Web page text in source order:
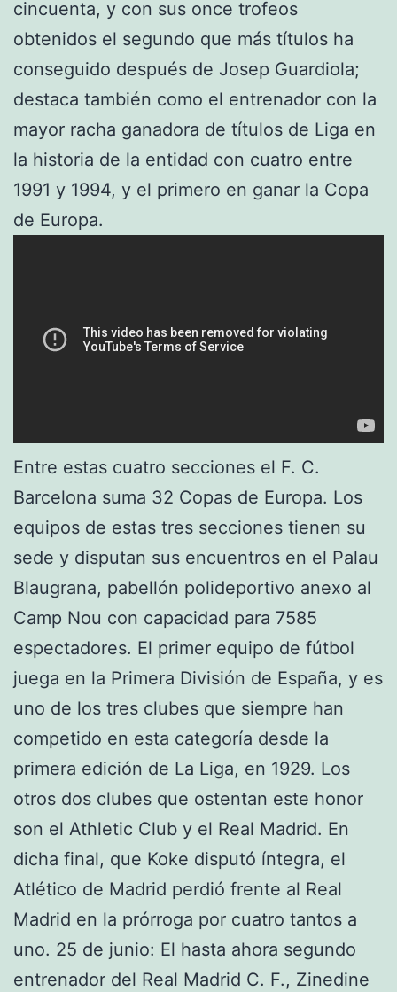
cincuenta, y con sus once trofeos
obtenidos el segundo que más títulos ha
conseguido después de Josep Guardiola;
destaca también como el entrenador con la
mayor racha ganadora de títulos de Liga en
la historia de la entidad con cuatro entre
1991 y 1994, y el primero en ganar la Copa
de Europa.
Entre estas cuatro secciones el F. C.
Barcelona suma 32 Copas de Europa. Los
equipos de estas tres secciones tienen su
sede y disputan sus encuentros en el Palau
Blaugrana, pabellón polideportivo anexo al
Camp Nou con capacidad para 7585
espectadores. El primer equipo de fútbol
juega en la Primera División de España, y es
uno de los tres clubes que siempre han
competido en esta categoría desde la
primera edición de La Liga, en 1929. Los
otros dos clubes que ostentan este honor
son el Athletic Club y el Real Madrid. En
dicha final, que Koke disputó íntegra, el
Atlético de Madrid perdió frente al Real
Madrid en la prórroga por cuatro tantos a
uno. 25 de junio: El hasta ahora segundo
entrenador del Real Madrid C. F., Zinedine